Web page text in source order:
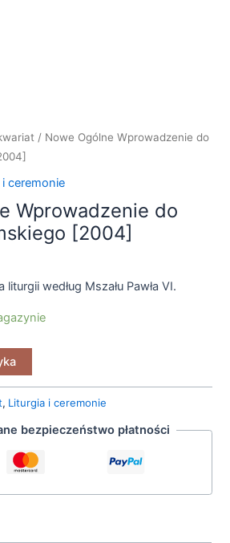
/ Nowe Ogólne Wprowadzenie do
i ceremonie
Wprowadzenie do
[2004]
według Mszału Pawła VI.
, Liturgia i ceremonie
bezpieczeństwo płatności